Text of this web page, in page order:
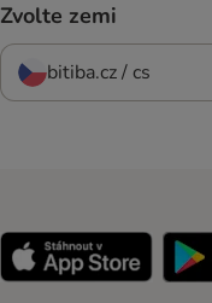
Zvolte zemi
bitiba.cz / cs